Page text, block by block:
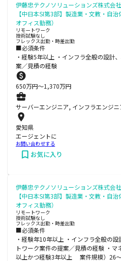
伊藤忠テクノソリューションズ株式会
【中日本SI第3部】製造業・文教・自
オフィス勤務）
リモートワーク
技術試験なし
フレックス出勤・時差出勤
■必須条件
・経験5年以上 ・インフラ全般の設計
案／見積の経験
650万円〜1,370万円
サーバーエンジニア, インフラエンジニ
愛知県
エージェントに
お問い合わせする
お気に入り
伊藤忠テクノソリューションズ株式会
【中日本SI第3部】製造業・文教・自
オフィス勤務）
リモートワーク
技術試験なし
フレックス出勤・時差出勤
■必須条件
・経験年10年以上 ・インフラ全般の
トワーク案件の提案／見積の経験 ・
以上かつ経験3年以上 案件規模）26